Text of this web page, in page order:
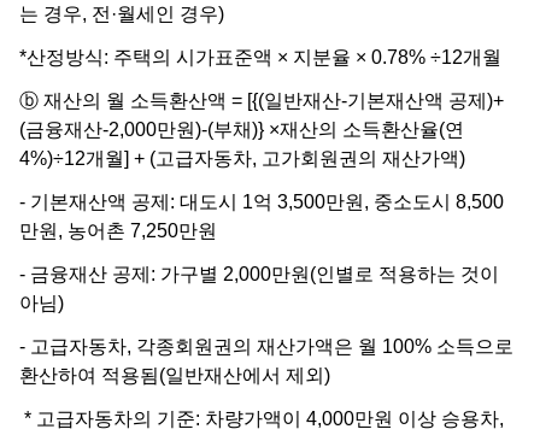
는 경우, 전·월세인 경우)
*산정방식: 주택의 시가표준액 × 지분율 × 0.78% ÷12개월
ⓑ 재산의 월 소득환산액 = [{(일반재산-기본재산액 공제)+
(금융재산-2,000만원)-(부채)} ×재산의 소득환산율(연
4%)÷12개월] + (고급자동차, 고가회원권의 재산가액)
- 기본재산액 공제: 대도시 1억 3,500만원, 중소도시 8,500
만원, 농어촌 7,250만원
- 금융재산 공제: 가구별 2,000만원(인별로 적용하는 것이
아님)
- 고급자동차, 각종회원권의 재산가액은 월 100% 소득으로
환산하여 적용됨(일반재산에서 제외)
* 고급자동차의 기준: 차량가액이 4,000만원 이상 승용차,